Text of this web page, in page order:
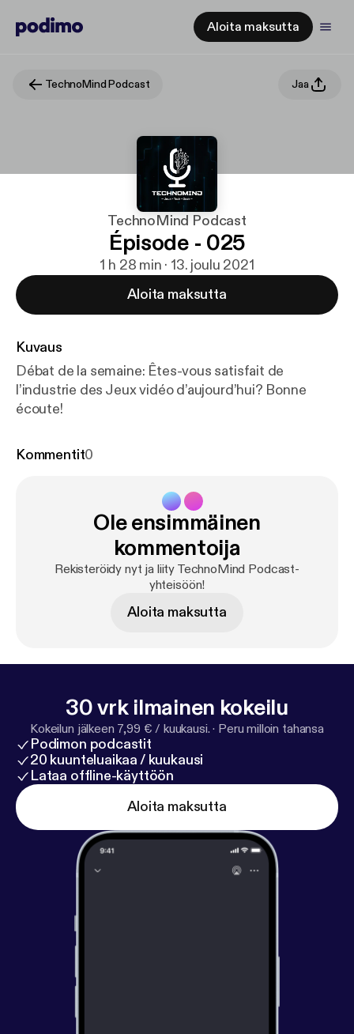
Aloita maksutta
TechnoMind Podcast Jaa
TechnoMind Podcast
Épisode - 025
1 h 28 min · 13. joulu 2021
Aloita maksutta
Kuvaus
Débat de la semaine: Êtes-vous satisfait de
l’industrie des Jeux vidéo d’aujourd’hui? Bonne
écoute!
Kommentit0
Ole ensimmäinen
kommentoija
Rekisteröidy nyt ja liity TechnoMind Podcast-
yhteisöön!
Aloita maksutta
30 vrk ilmainen kokeilu
Kokeilun jälkeen 7,99 € / kuukausi. · Peru milloin tahansa
Podimon podcastit
20 kuunteluaikaa / kuukausi
Lataa offline-käyttöön
Aloita maksutta